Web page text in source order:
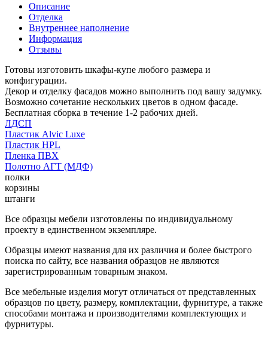
Описание
Отделка
Внутреннее наполнение
Информация
Отзывы
Готовы изготовить шкафы-купе любого размера и
конфигурации.
Декор и отделку фасадов можно выполнить под вашу задумку.
Возможно сочетание нескольких цветов в одном фасаде.
Бесплатная сборка в течение 1-2 рабочих дней.
ЛДСП
Пластик Alvic Luxe
Пластик HPL
Пленка ПВХ
Полотно АГТ (МДФ)
полки
корзины
штанги
Все образцы мебели изготовлены по индивидуальному
проекту в единственном экземпляре.
Образцы имеют названия для их различия и более быстрого
поиска по сайту, все названия образцов не являются
зарегистрированным товарным знаком.
Все мебельные изделия могут отличаться от представленных
образцов по цвету, размеру, комплектации, фурнитуре, а также
способами монтажа и производителями комплектующих и
фурнитуры.